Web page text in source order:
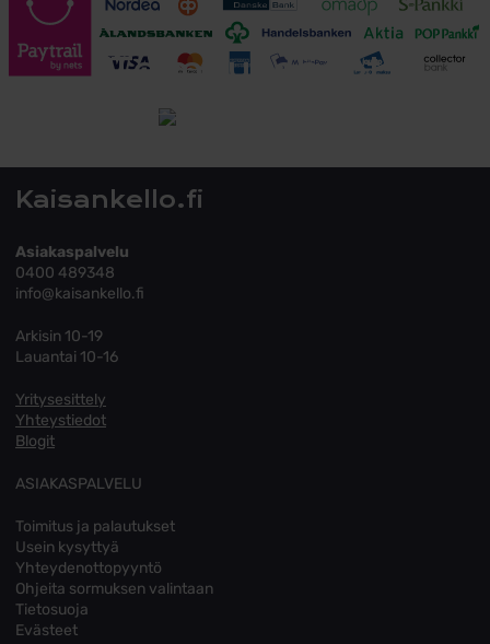
Toimitusehdot
Kaisankello.fi
Asiakaspalvelu
0400 489348
info@kaisankello.fi
Arkisin 10-19
Lauantai 10-16
Yritysesittely
Yhteystiedot
Blogit
ASIAKASPALVELU
Toimitus ja palautukset
Usein kysyttyä
Yhteydenottopyyntö
Ohjeita sormuksen valintaan
Tietosuoja
Evästeet